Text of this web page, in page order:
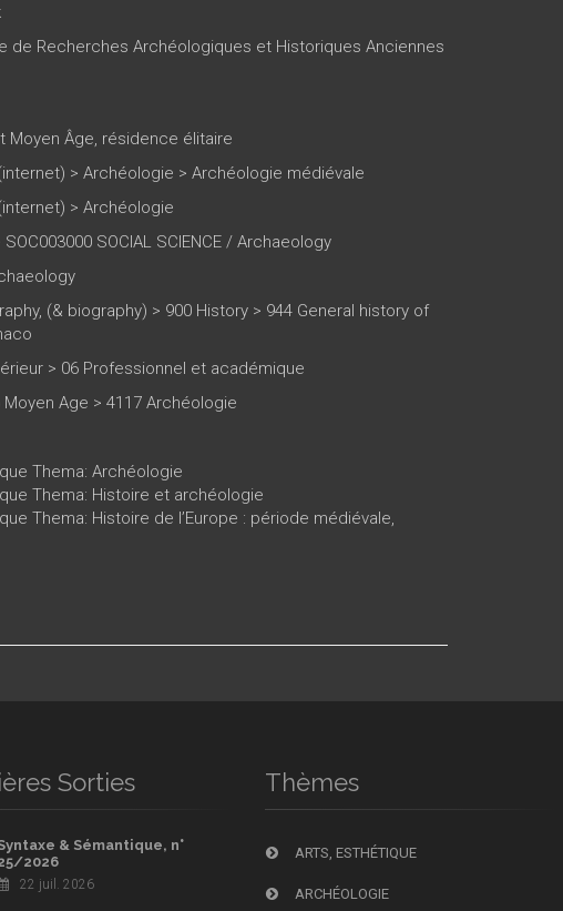
de Recherches Archéologiques et Historiques Anciennes
Moyen Âge résidence élitaire
> Archéologie > Archéologie médiévale
> Archéologie
SOC003000 SOCIAL SCIENCE / Archaeology
(& biography) > 900 History > 944 General history of
> 06 Professionnel et académique
Moyen Age > 4117 Archéologie
Thema: Archéologie
Thema: Histoire et archéologie
Thema: Histoire de l’Europe : période médiévale,
Sorties
& Sémantique, n°
2026
22 juil. 2026
Thèmes
ARTS, ESTHÉTIQUE
ARCHÉOLOGIE